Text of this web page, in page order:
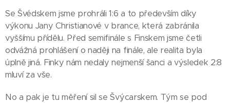
Se Švédskem jsme prohráli 1:6 a to především díky
výkonu Jany Christianové v brance, která zabránila
vyššímu přídělu. Před semifinále s Finskem jsme četli
odvážná prohlášení o naději na finále, ale realita byla
úplně jiná. Finky nám nedaly nejmenší šanci a výsledek 2:8
mluví za vše.
No a pak je tu měření sil se Švýcarskem. Tým se pod